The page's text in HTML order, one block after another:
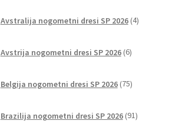
Avstralija nogometni dresi SP 2026 4izdelki
Avstrija nogometni dresi SP 2026 6izdelkov
Belgija nogometni dresi SP 2026 75izdelkov
Brazilija nogometni dresi SP 2026 91izdelkov